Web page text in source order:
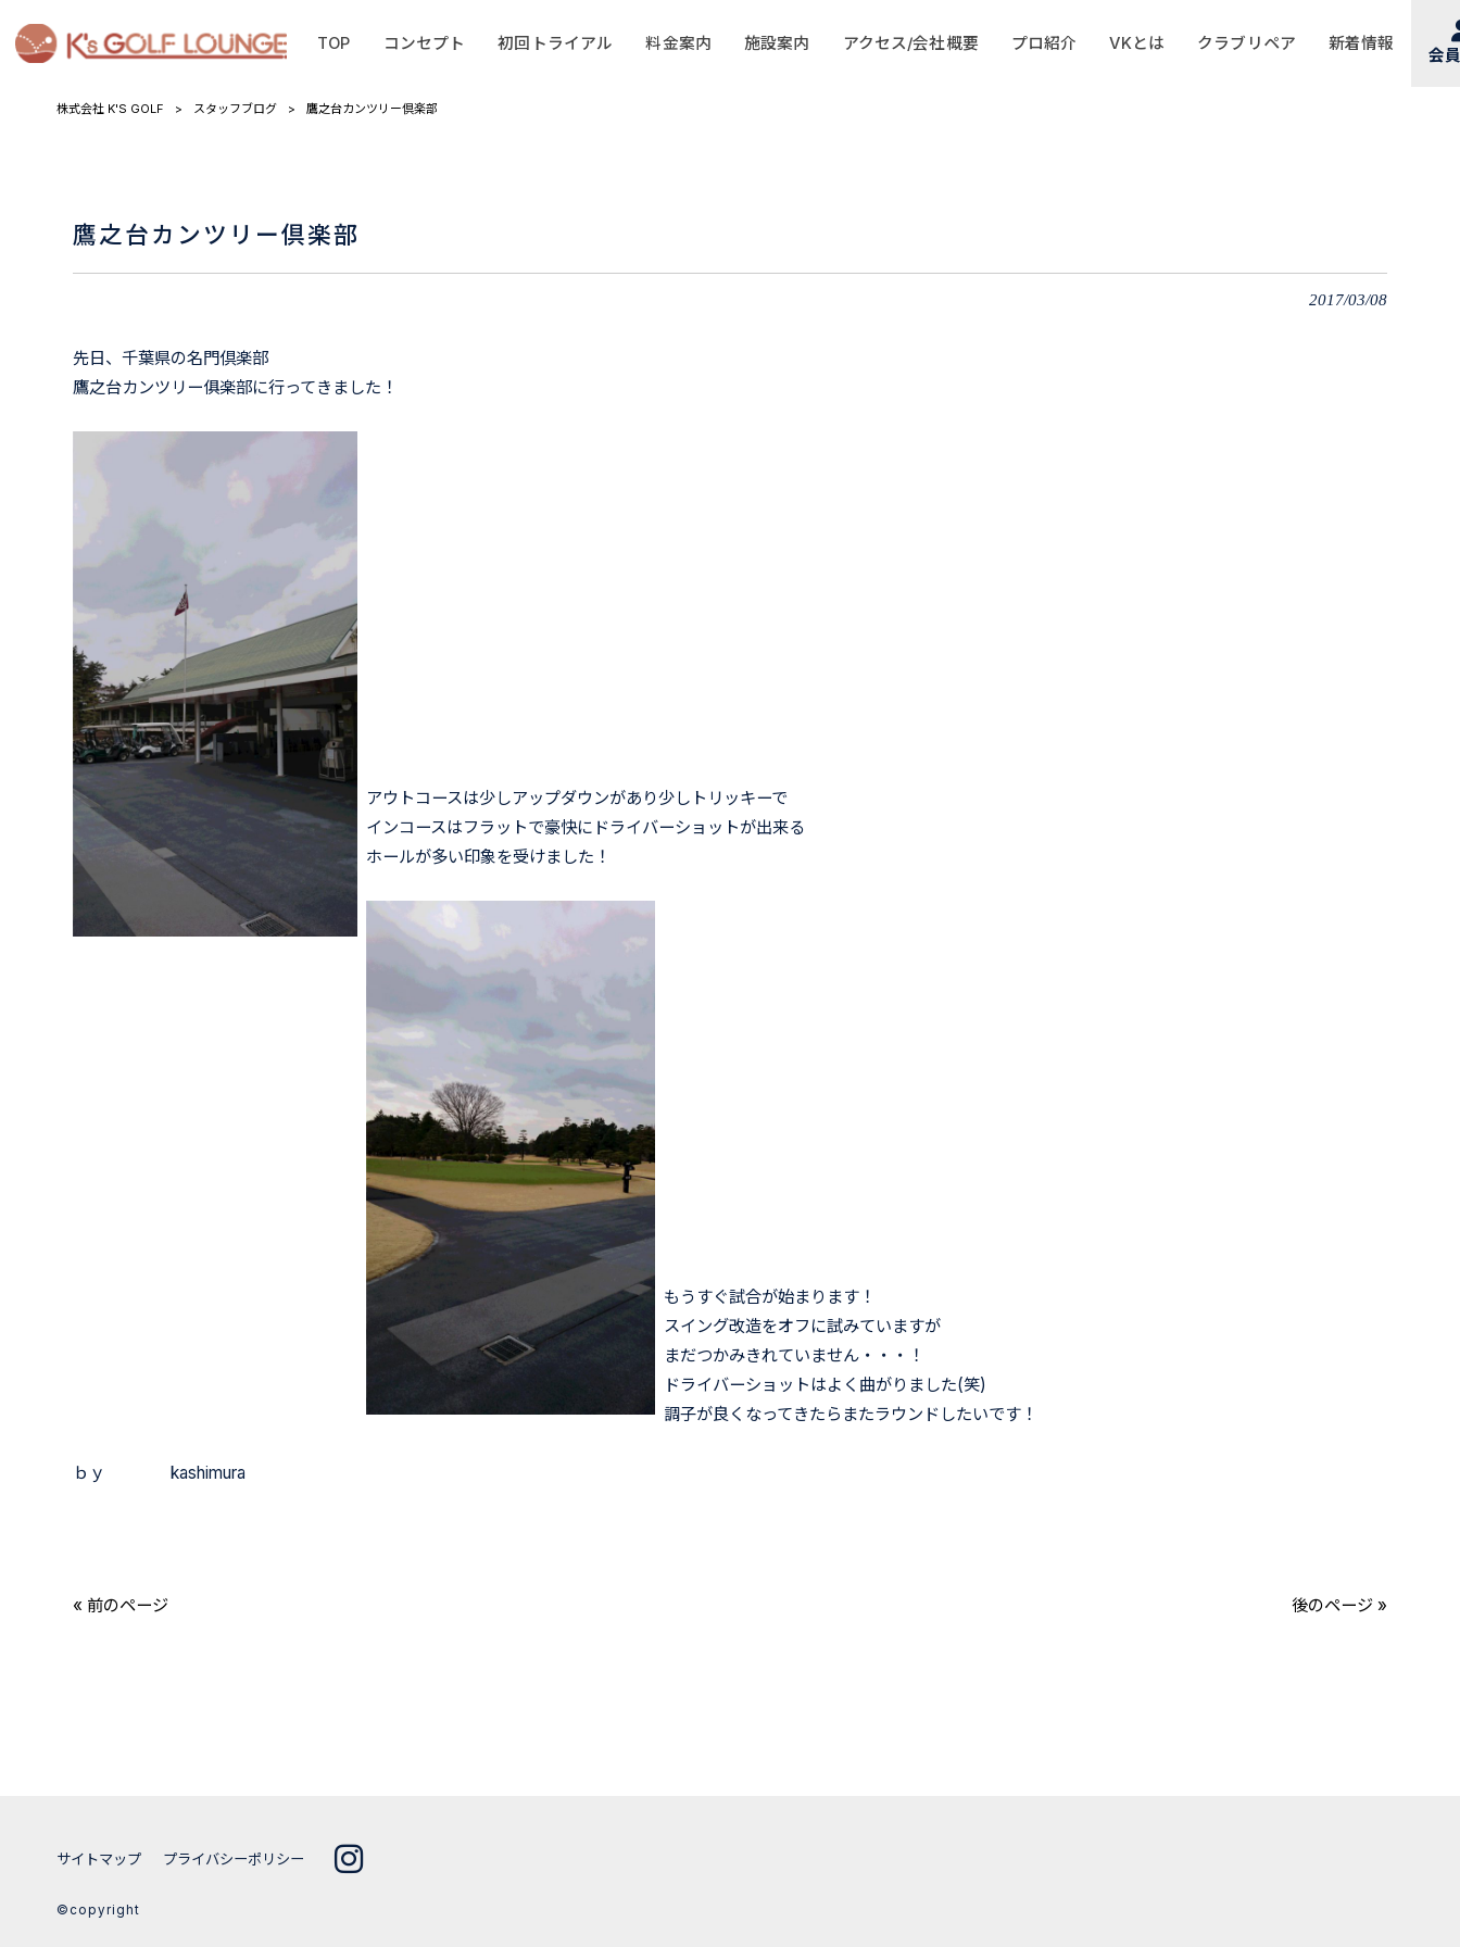
TOP コンセプト 初回トライアル 料金案内 施設案内 アクセス/会社概要 プロ紹介 VKとは クラブリペア 新着情報
会
株式会社 K'S GOLF > スタッフブログ > 鷹之台カンツリー倶楽部
鷹之台カンツリー倶楽部
2017/03/08
先日、千葉県の名門倶楽部
鷹之台カンツリー俱楽部に行ってきました！
アウトコースは少しアップダウンがあり少しトリッキーで
インコースはフラットで豪快にドライバーショットが出来る
ホールが多い印象を受けました！
もうすぐ試合が始まります！
スイング改造をオフに試みていますが
まだつかみきれていません・・・！
ドライバーショットはよく曲がりました(笑)
調子が良くなってきたらまたラウンドしたいです！
ｂｙ kashimura
« 前のページ 後のページ »
サイトマップ プライバシーポリシー
©copyright